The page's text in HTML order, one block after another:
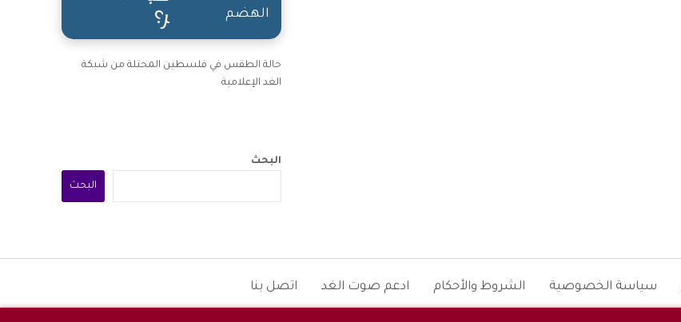
الهضم
حالة الطقس في فلسطين المحتلة من شبكة
الغد الإعلامية
البحث
البحث
سياسة الخصوصية الشروط والأحكام ادعم صوت الغد اتصل بنا